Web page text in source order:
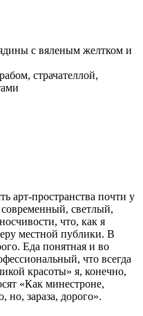
арт-пространства почти у
светлый,
что, как я
местной публики. В
Еда понятная и во
что всегда
красоты» я, конечно,
«Как минестроне,
но, зараза, дорого».